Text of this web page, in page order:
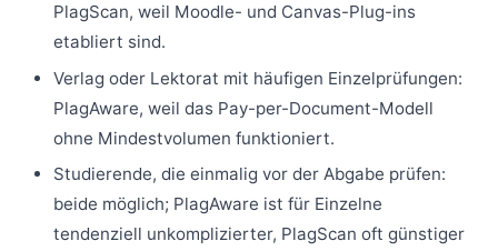
PlagScan, weil Moodle- und Canvas-Plug-ins
etabliert sind.
Verlag oder Lektorat mit häufigen Einzelprüfungen:
PlagAware, weil das Pay-per-Document-Modell
ohne Mindestvolumen funktioniert.
Studierende, die einmalig vor der Abgabe prüfen:
beide möglich; PlagAware ist für Einzelne
tendenziell unkomplizierter, PlagScan oft günstiger